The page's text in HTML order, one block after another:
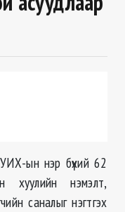
ын нэр бүхий 62
хуулийн нэмэлт,
саналыг нэгтгэх